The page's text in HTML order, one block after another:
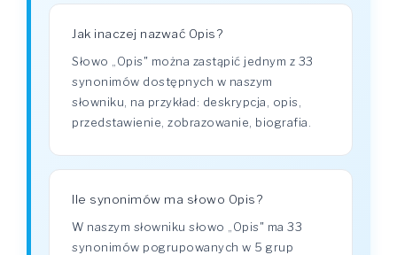
Jak inaczej nazwać Opis?
Słowo „Opis" można zastąpić jednym z 33
synonimów dostępnych w naszym
słowniku, na przykład: deskrypcja, opis,
przedstawienie, zobrazowanie, biografia.
Ile synonimów ma słowo Opis?
W naszym słowniku słowo „Opis" ma 33
synonimów pogrupowanych w 5 grup